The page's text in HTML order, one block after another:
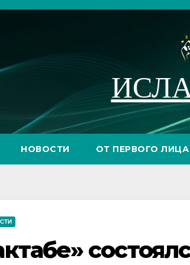
НОВОСТИ ОТ ПЕРВОГО ЛИЦА